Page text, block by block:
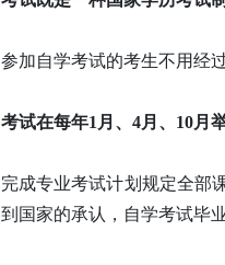
参加自学考试的考生不用经
考试在每年1月、4月、10月
完成专业考试计划规定全部
到国家的承认，自学考试毕